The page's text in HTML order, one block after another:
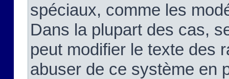
spéciaux, comme les
Dans la plupart des cas,
peut modifier le texte des
abuser de ce système en